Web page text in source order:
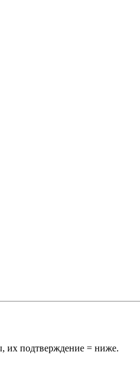
их подтверждение = ниже.